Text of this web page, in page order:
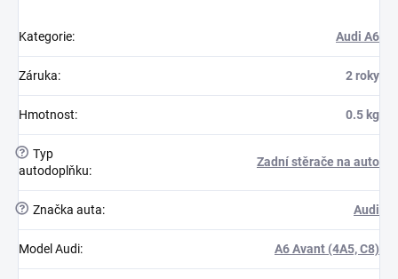
Kategorie: Audi A6
Záruka: 2 roky
Hmotnost: 0.5 kg
? Typ
autodoplňku:
Zadní stěrače na auto
? Značka auta: Audi
Model Audi: A6 Avant (4A5, C8)